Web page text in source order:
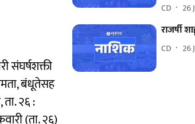
संघर्षशक्ती
बंधूतेसह
२६ :
(ता. २६)
CD 26
राजर्षी
CD 26